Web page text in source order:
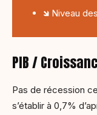
🡾 Niveau
PIB /
Pas de récession
s’établir à 0,7%